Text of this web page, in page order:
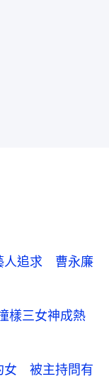
人追求 曹永廉
樣三女神成熱
女 被主持問有